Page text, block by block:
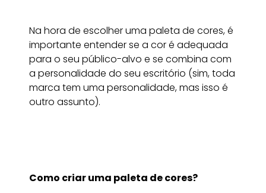
Na hora de escolher uma paleta de cores, é
importante entender se a cor é adequada
para o seu público-alvo e se combina com
a personalidade do seu escritório (sim, toda
marca tem uma personalidade, mas isso é
outro assunto).
Como criar uma paleta de cores?